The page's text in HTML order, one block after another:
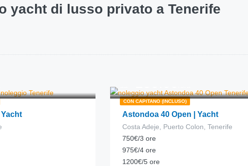
yacht di lusso privato a Tenerife
CON CAPITANO (INCLUSO)
Astondoa 40 Open | Yacht
Costa Adeje, Puerto Colon, Tenerife
750€/3 ore
975€/4 ore
1200€/5 ore